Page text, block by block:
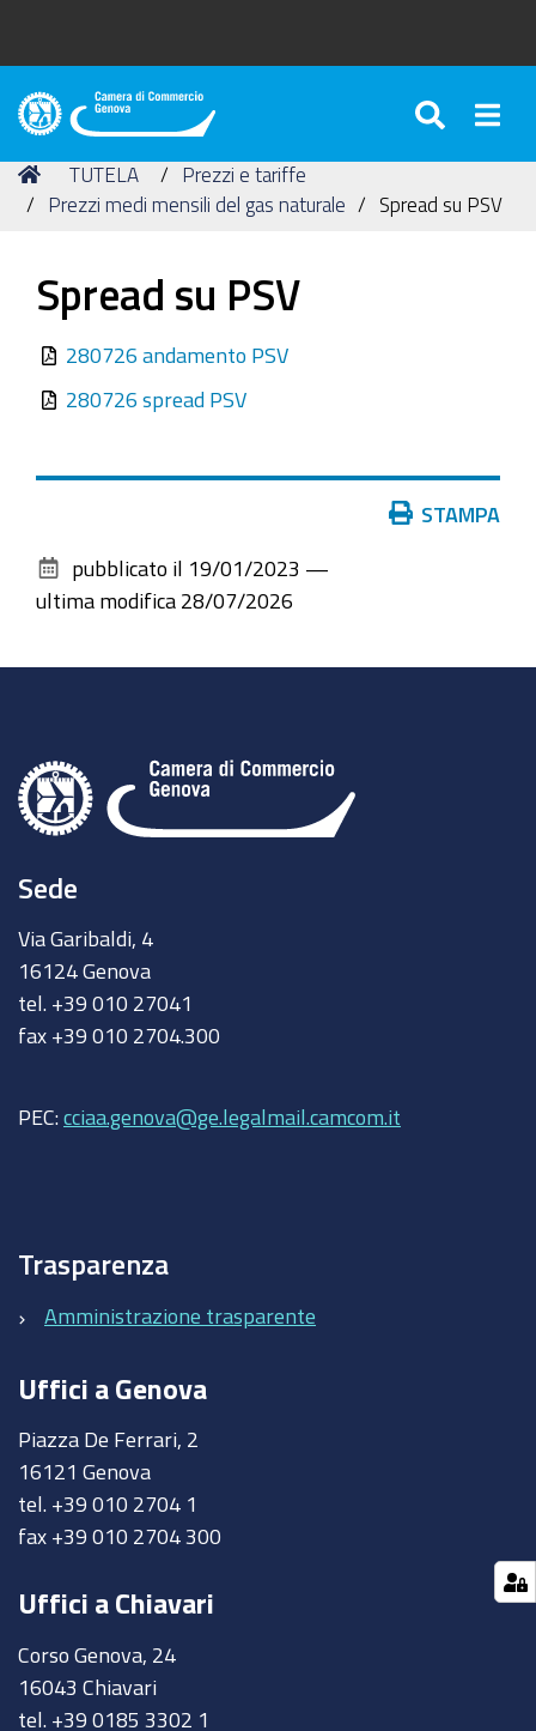
Camera
Commercio
di
Tu
sei
Home
TUTELA
Prezzi e tariffe
Prezzi medi mensili del gas naturale
Spread su PSV
Spread su PSV
280726 andamento PSV
280726 spread PSV
documento
STAMPA
pubblicato il 19/01/2023 —
ultima modifica 28/07/2026
Sede
Via Garibaldi, 4
16124 Genova
tel. +39 010 27041
fax +39 010 2704.300
PEC: cciaa.genova@ge.legalmail.camcom.it
Trasparenza
Amministrazione trasparente
Uffici a Genova
Piazza De Ferrari, 2
16121 Genova
tel. +39 010 2704 1
fax +39 010 2704 300
Uffici a Chiavari
Corso Genova, 24
16043 Chiavari
tel. +39 0185 3302 1